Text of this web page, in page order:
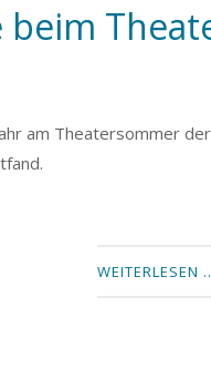
beim
am Theatersommer
WEITERLESEN